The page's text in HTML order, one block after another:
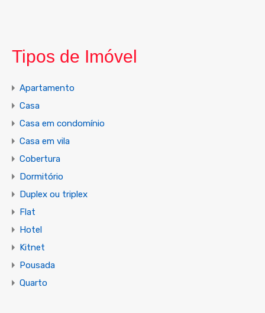
Tipos de Imóvel
Apartamento
Casa
Casa em condomínio
Casa em vila
Cobertura
Dormitório
Duplex ou triplex
Flat
Hotel
Kitnet
Pousada
Quarto